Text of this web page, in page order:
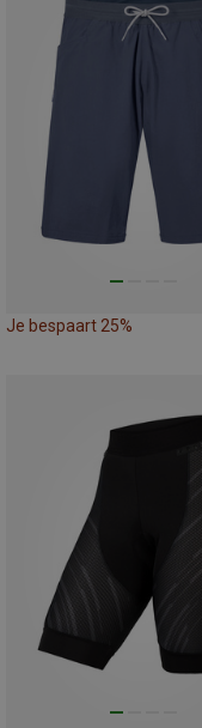
Je bespaart 25%